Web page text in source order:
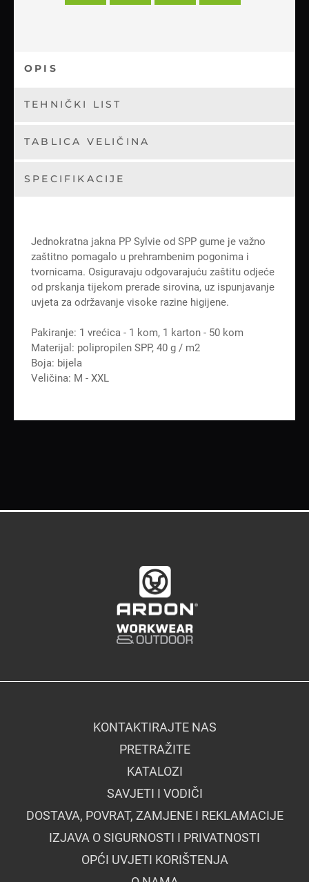
OPIS
TEHNIČKI LIST
TABLICA VELIČINA
SPECIFIKACIJE
Jednokratna jakna PP Sylvie od SPP gume je važno
zaštitno pomagalo u prehrambenim pogonima i
tvornicama. Osiguravaju odgovarajuću zaštitu odjeće
od prskanja tijekom prerade sirovina, uz ispunjavanje
uvjeta za održavanje visoke razine higijene.
Pakiranje: 1 vrećica - 1 kom, 1 karton - 50 kom
Materijal: polipropilen SPP, 40 g / m2
Boja: bijela
Veličina: M - XXL
KONTAKTIRAJTE NAS
PRETRAŽITE
KATALOZI
SAVJETI I VODIČI
DOSTAVA, POVRAT, ZAMJENE I REKLAMACIJE
IZJAVA O SIGURNOSTI I PRIVATNOSTI
OPĆI UVJETI KORIŠTENJA